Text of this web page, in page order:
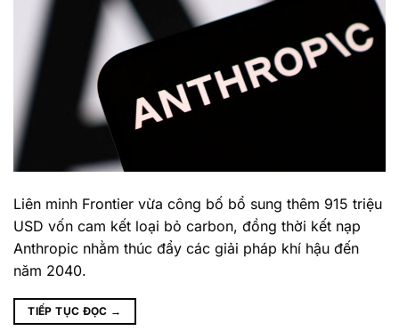
Liên minh Frontier vừa công bố bổ sung thêm 915 triệu
USD vốn cam kết loại bỏ carbon, đồng thời kết nạp
Anthropic nhằm thúc đẩy các giải pháp khí hậu đến
năm 2040.
TIẾP TỤC ĐỌC →